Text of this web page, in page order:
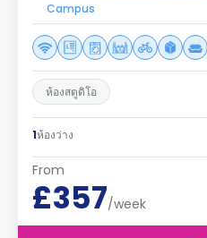
Campus
ห้องสตูดิโอ
1ห้องว่าง
From
£357/week